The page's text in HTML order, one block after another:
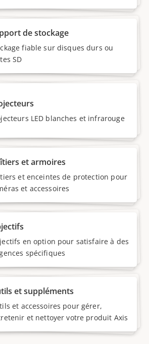
de stockage
fiable sur disques durs ou
SD
LED blanches et infrarouge
et armoires
et enceintes de protection pour
et accessoires
en option pour satisfaire à des
spécifiques
et suppléments
et accessoires pour gérer,
et nettoyer votre produit Axis